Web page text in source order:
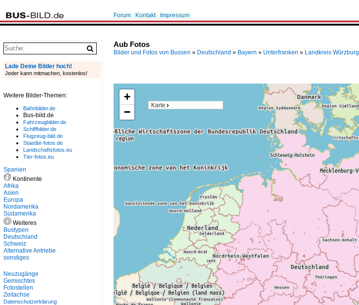
Forum Kontakt Impressum
Aub Fotos
Bilder und Fotos von Bussen » Deutschland » Bayern » Unterfranken » Landkreis Würzburg
Karte
+
−
Lade Deine Bilder hoch!
Jeder kann mitmachen, kostenlos!
Weitere Bilder-Themen:
Bahnbilder.de
Bus-bild.de
Fahrzeugbilder.de
Schiffbilder.de
Flugzeug-bild.de
Staedte-fotos.de
Landschaftsfotos.eu
Tier-fotos.eu
Spanien
Kontinente
Afrika
Asien
Europa
Nordamerika
Südamerika
Weiteres
Bustypen
Deutschland
Schweiz
Alternative Antriebe
sonstiges
Neuzugänge
Gemischtes
Fotostellen
Zeitachse
Datenschutzerklärung